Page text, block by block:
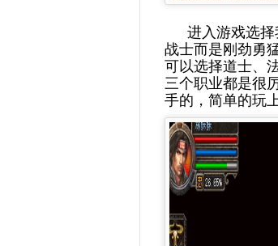
进入游戏选择
战士而是刚劲勇
可以选择道士、
三个职业都是很
手的，简单的玩